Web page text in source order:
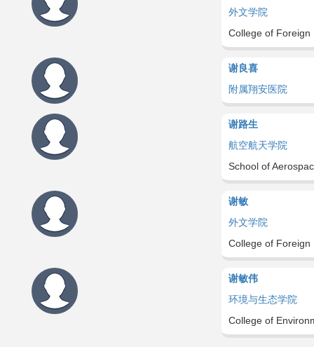
外文学院
College of
谢良喜
附属翔安医院
谢路生
航空航天学院
School of
谢敏
外文学院
College of
谢敏伟
环境与生态学院
College of